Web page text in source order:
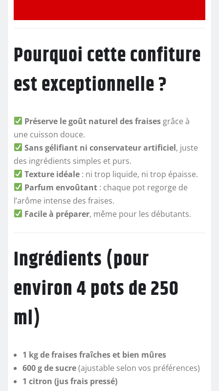
Pourquoi cette confiture
est exceptionnelle ?
Préserve le goût naturel des fraises grâce à
une cuisson douce.
Sans gélifiant ni conservateur artificiel, juste
des ingrédients simples et purs.
Texture idéale : ni trop liquide, ni trop épaisse.
Parfum envoûtant : chaque pot regorge de
l’arôme intense des fraises.
Facile à préparer, même pour les débutants.
Ingrédients (pour
environ 4 pots de 250
ml)
1 kg de fraises fraîches et bien mûres
600 g de sucre(ajustable selon vos préférences)
1 citron (jus frais pressé)